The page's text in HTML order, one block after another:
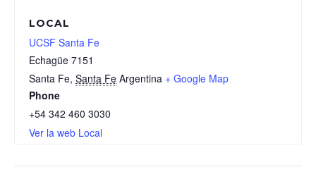
LOCAL
UCSF Santa Fe
Echagüe 7151
Santa Fe, Santa Fe Argentina + Google Map
Phone
+54 342 460 3030
Ver la web Local